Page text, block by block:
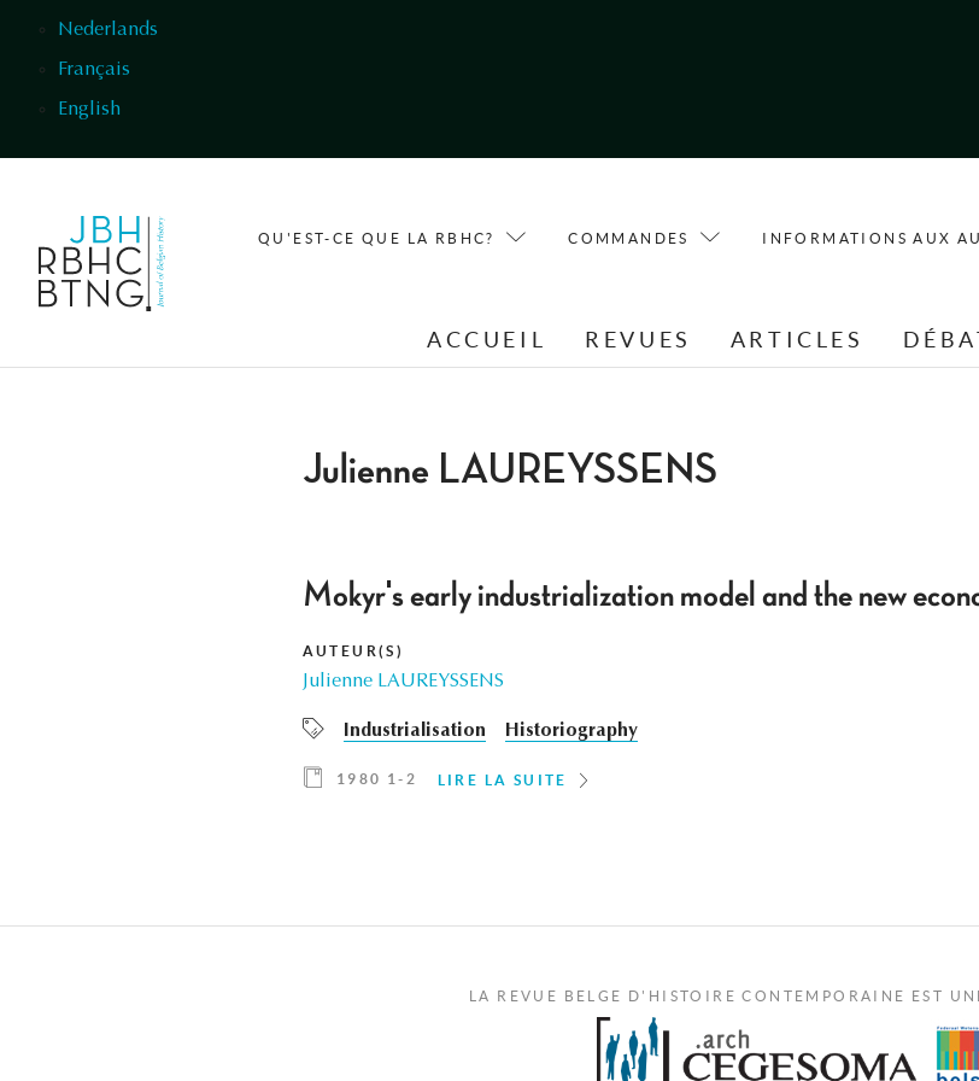
Nederlands
Français
English
QU'EST-CE QUE LA RBHC? COMMANDES INFORMATIONS AUX
ACCUEIL REVUES ARTICLES
Julienne LAUREYSSENS
Mokyr's early industrialization model and the new
AUTEUR(S)
Julienne LAUREYSSENS
Industrialisation Historiography
1980 1-2 LIRE LA SUITE
LA REVUE BELGE D'HISTOIRE CONTEMPORAINE EST